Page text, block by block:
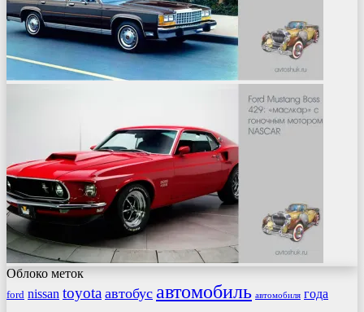
Облоко меток
ford nissan toyota автобус автомобиль автомобиля года